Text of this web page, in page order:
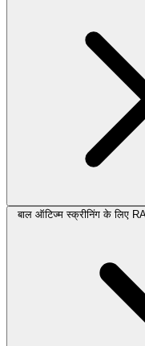
बाल ऑटिज्म स्क्रीनिंग के लिए